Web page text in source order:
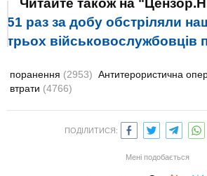
Читайте також на
51 раз за добу обстріляли
трьох військовослужбовців
поранення (2953) Антитерористична
втрати (4766)
ПОДІЛИТИСЯ:
Мені подобається